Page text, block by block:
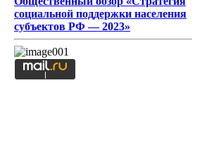
социальной поддержки населения
субъектов РФ — 2023»